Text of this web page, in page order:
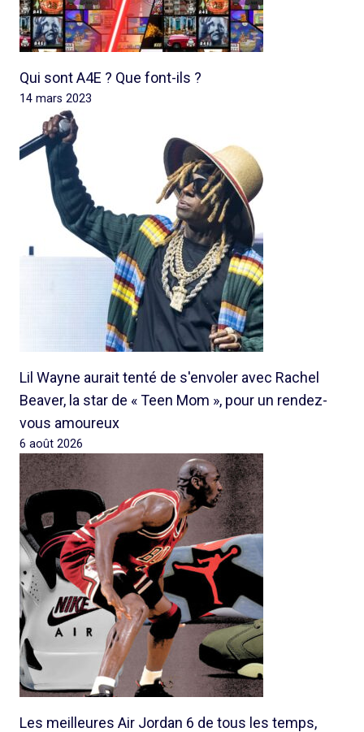
Qui sont A4E ? Que font-ils ?
14 mars 2023
Lil Wayne aurait tenté de s'envoler avec Rachel
Beaver, la star de « Teen Mom », pour un rendez-
vous amoureux
6 août 2026
Les meilleures Air Jordan 6 de tous les temps,